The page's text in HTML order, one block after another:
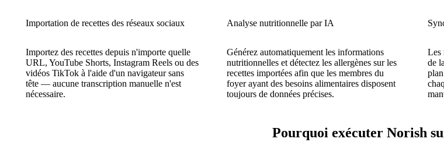
Importation de recettes des réseaux sociaux
Importez des recettes depuis n'importe quelle
URL, YouTube Shorts, Instagram Reels ou des
vidéos TikTok à l'aide d'un navigateur sans
tête — aucune transcription manuelle n'est
nécessaire.
Analyse nutritionnelle par IA
Générez automatiquement les informations
nutritionnelles et détectez les allergènes sur les
recettes importées afin que les membres du
foyer ayant des besoins alimentaires disposent
toujours de données précises.
Les
de
Pourquoi exécuter Norish